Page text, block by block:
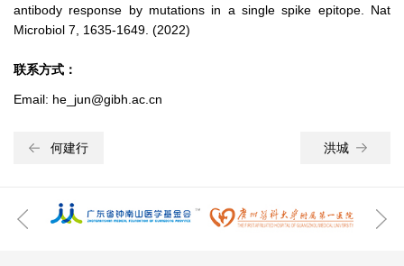
antibody response by mutations in a single spike epitope. Nat
Microbiol 7, 1635-1649. (2022)
联系方式：
Email: he_jun@gibh.ac.cn
何建行 洪城